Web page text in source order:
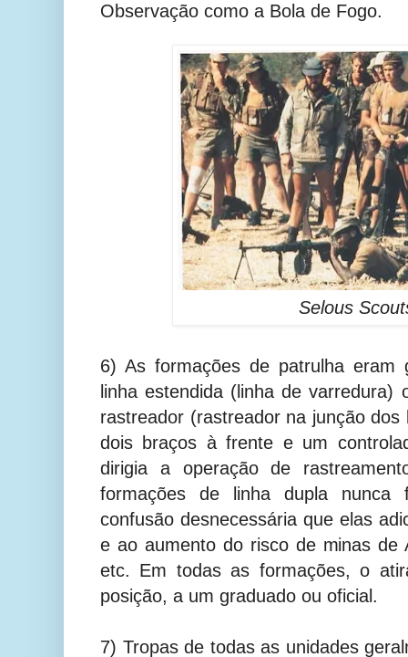
Observação como a Bola de Fogo.
Selous
6) As formações de patrulha eram
linha estendida (linha de
rastreador (rastreador na junção
dois braços à frente e um
dirigia a operação de
formações de linha dupla nunca
confusão desnecessária que elas
e ao aumento do risco de minas de
etc. Em todas as formações, o
posição, a um graduado ou oficial.
7) Tropas de todas as unidades